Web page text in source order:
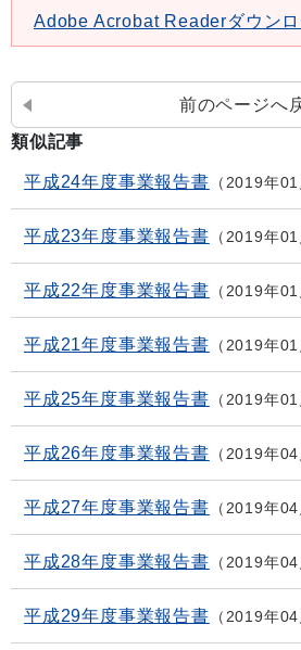
Adobe Acrobat Readerダウンロ
前のページへ
類似記事
平成24年度事業報告書 2019年01
平成23年度事業報告書 2019年01
平成22年度事業報告書 2019年01
平成21年度事業報告書 2019年01
平成25年度事業報告書 2019年01
平成26年度事業報告書 2019年04
平成27年度事業報告書 2019年04
平成28年度事業報告書 2019年04
平成29年度事業報告書 2019年04